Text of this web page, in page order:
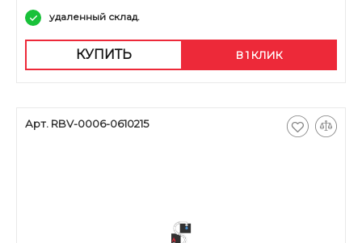
удаленный склад.
КУПИТЬ В 1 КЛИК
Арт. RBV-0006-0610215